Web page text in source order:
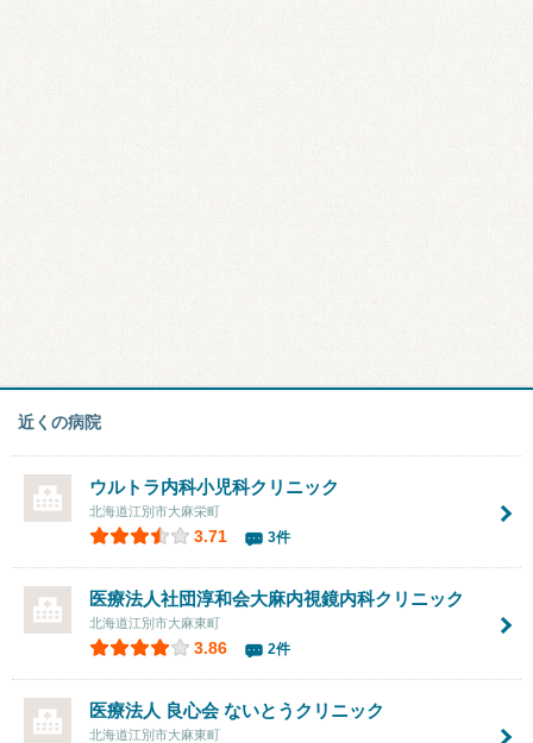
近くの病院
ウルトラ内科小児科クリニック
北海道江別市大麻栄町
3.71 3件
医療法人社団淳和会大麻内視鏡内科クリニック
北海道江別市大麻東町
3.86 2件
医療法人 良心会 ないとうクリニック
北海道江別市大麻東町